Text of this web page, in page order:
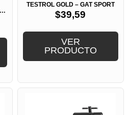
TESTROL GOLD – GAT SPORT
$39,59
VER
PRODUCTO